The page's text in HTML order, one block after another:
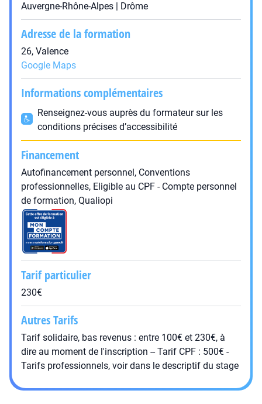
Auvergne-Rhône-Alpes | Drôme
Adresse de la formation
26, Valence
Google Maps
Informations complémentaires
Renseignez-vous auprès du formateur sur les
conditions précises d’accessibilité
Financement
Autofinancement personnel, Conventions
professionnelles, Eligible au CPF - Compte personnel
de formation, Qualiopi
Tarif particulier
230€
Autres Tarifs
Tarif solidaire, bas revenus : entre 100€ et 230€, à
dire au moment de l'inscription -- Tarif CPF : 500€ -
Tarifs professionnels, voir dans le descriptif du stage